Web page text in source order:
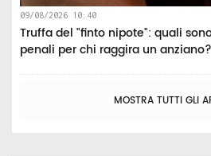
09/08/2026 10:40
Truffa del "finto nipote": quali
penali per chi raggira un anziano?
MOSTRA TUTTI GLI